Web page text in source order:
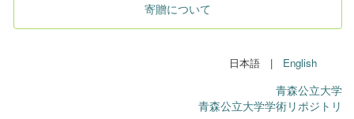
寄贈について
日本語 | English
青森公立大学
青森公立大学学術リポジトリ